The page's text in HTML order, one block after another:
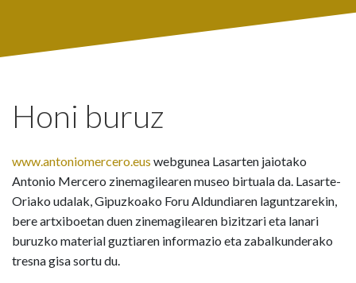
Honi buruz
www.antoniomercero.eus webgunea Lasarten jaiotako
Antonio Mercero zinemagilearen museo birtuala da. Lasarte-
Oriako udalak, Gipuzkoako Foru Aldundiaren laguntzarekin,
bere artxiboetan duen zinemagilearen bizitzari eta lanari
buruzko material guztiaren informazio eta zabalkunderako
tresna gisa sortu du.